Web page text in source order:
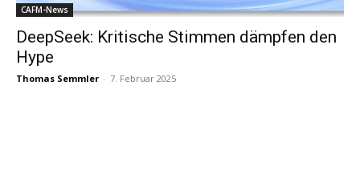
CAFM-News
DeepSeek: Kritische Stimmen dämpfen den
Hype
Thomas Semmler - 7. Februar 2025